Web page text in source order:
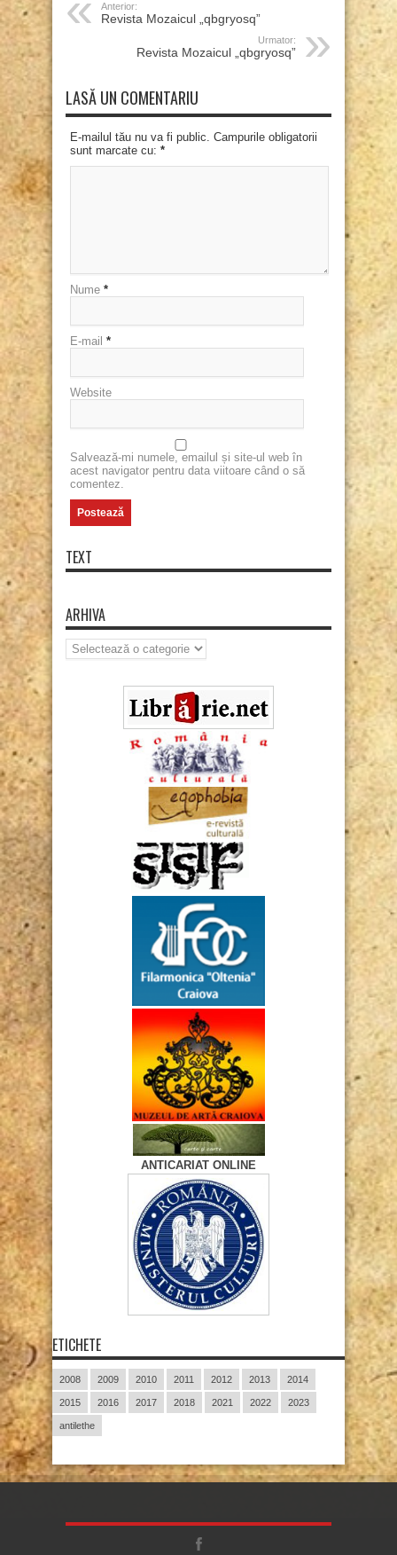
Anterior:
Revista Mozaicul „qbgryosq”
Urmator:
Revista Mozaicul „qbgryosq”
LASĂ UN COMENTARIU
E-mailul tău nu va fi public. Campurile obligatorii
sunt marcate cu: *
Nume *
E-mail *
Website
Salvează-mi numele, emailul și site-ul web în
acest navigator pentru data viitoare când o să
comentez.
TEXT
ARHIVA
Arhiva
ANTICARIAT ONLINE
ETICHETE
2008 2009 2010 2011 2012 2013 2014
2015 2016 2017 2018 2021 2022 2023
antilethe